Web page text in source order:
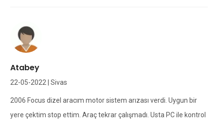
Atabey
22-05-2022 | Sivas
2006 Focus dizel aracım motor sistem arızası verdi. Uygun bir
yere çektim stop ettim. Araç tekrar çalışmadı. Usta PC ile kontrol